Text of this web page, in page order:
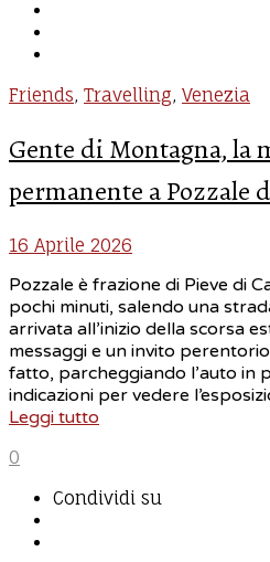
Friends, Travelling, Venezia
Gente di Montagna, la
permanente a Pozzale
16 Aprile 2026
Pozzale è frazione di Pieve di
pochi minuti, salendo una
arrivata all’inizio della scorsa
messaggi e un invito
fatto, parcheggiando l’auto in
indicazioni per vedere
Leggi tutto
0
Condividi su